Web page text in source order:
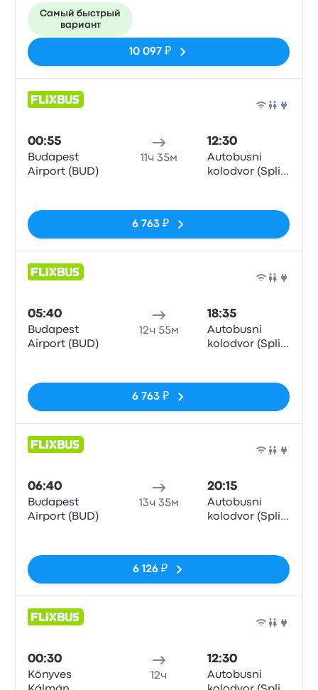
Самый быстрый
вариант
10 097 ₽
00:55
Budapest
Airport (BUD)
11ч 35м
12:30
Autobusni
kolodvor (Split
6 763 ₽
05:40
Budapest
Airport (BUD)
12ч 55м
18:35
Autobusni
kolodvor (Split
6 763 ₽
06:40
Budapest
Airport (BUD)
13ч 35м
20:15
Autobusni
kolodvor (Split
6 126 ₽
00:30
Könyves
12ч
12:30
Autobusni